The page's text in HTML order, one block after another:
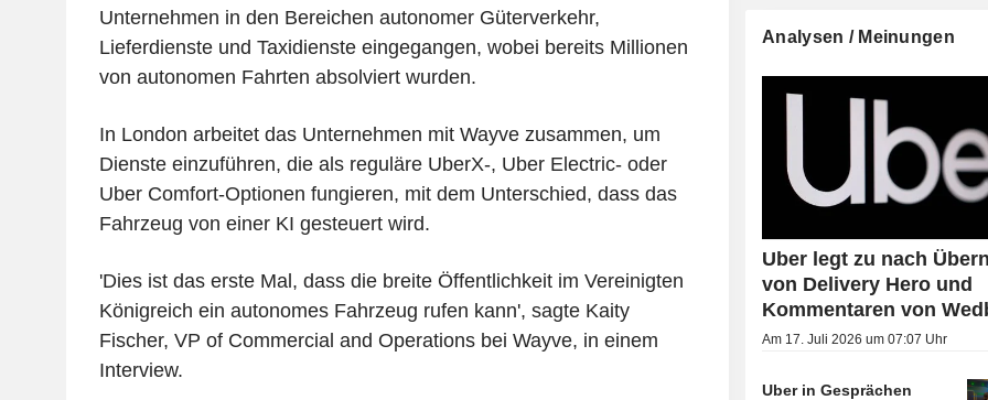
Unternehmen in den Bereichen autonomer Güterverkehr,
Lieferdienste und Taxidienste eingegangen, wobei bereits Millionen
von autonomen Fahrten absolviert wurden.
In London arbeitet das Unternehmen mit Wayve zusammen, um
Dienste einzuführen, die als reguläre UberX-, Uber Electric- oder
Uber Comfort-Optionen fungieren, mit dem Unterschied, dass das
Fahrzeug von einer KI gesteuert wird.
'Dies ist das erste Mal, dass die breite Öffentlichkeit im Vereinigten
Königreich ein autonomes Fahrzeug rufen kann', sagte Kaity
Fischer, VP of Commercial and Operations bei Wayve, in einem
Interview.
Analysen / Meinungen
Uber legt zu nach
von Delivery Hero und
Kommentaren von
Am 17. Juli 2026 um 07:07 Uhr
Uber in Gesprächen